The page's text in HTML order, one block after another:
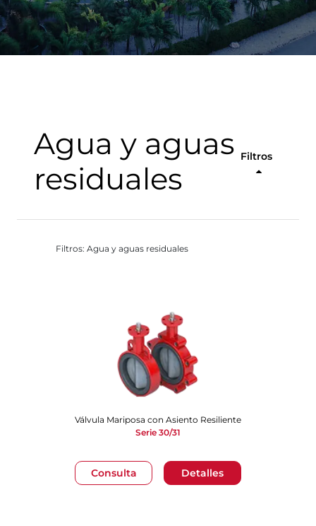
Agua y aguas
residuales
Filtros
Filtros: Agua y aguas residuales
Consulta Detalles
Válvula Mariposa con Asiento Resiliente
Serie 30/31